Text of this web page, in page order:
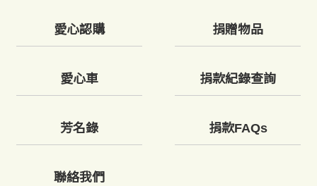
愛心認購 捐贈物品
愛心車 捐款紀錄查詢
芳名錄 捐款FAQs
聯絡我們